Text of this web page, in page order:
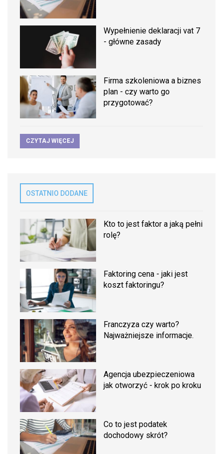
Wypełnienie deklaracji vat 7
- główne zasady
Firma szkoleniowa a biznes
plan - czy warto go
przygotować?
CZYTAJ WIĘCEJ
OSTATNIO DODANE
Kto to jest faktor a jaką pełni
rolę?
Faktoring cena - jaki jest
koszt faktoringu?
Franczyza czy warto?
Najważniejsze informacje.
Agencja ubezpieczeniowa
jak otworzyć - krok po kroku
Co to jest podatek
dochodowy skrót?